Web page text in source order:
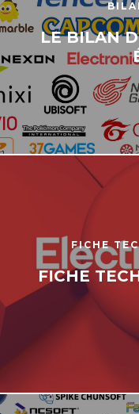
LE BILAN
FICHE
FICHE